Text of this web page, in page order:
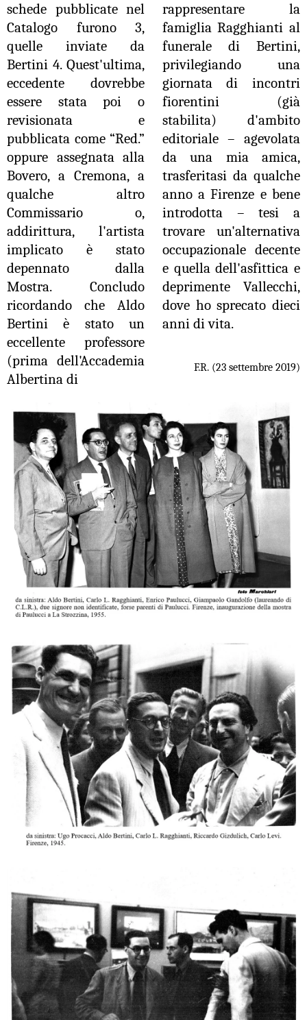
schede pubblicate nel
Catalogo furono 3,
quelle inviate da
Bertini 4. Quest'ultima,
eccedente dovrebbe
essere stata poi o
revisionata e
pubblicata come “Red.”
oppure assegnata alla
Bovero, a Cremona, a
qualche altro
Commissario o,
addirittura, l'artista
implicato è stato
depennato dalla
Mostra.Concludo
ricordando che Aldo
Bertini è stato un
eccellente professore
(prima dell'Accademia
Albertina di
rappresentare la
famiglia Ragghianti al
funerale di Bertini,
privilegiando una
giornata di incontri
fiorentini (già
stabilita) d'ambito
editoriale – agevolata
da una mia amica,
trasferitasi da qualche
anno a Firenze e bene
introdotta – tesi a
trovare un'alternativa
occupazionale decente
e quella dell'asfittica e
deprimente Vallecchi,
dove ho sprecato dieci
anni di vita.
F.R. (23 settembre 2019)